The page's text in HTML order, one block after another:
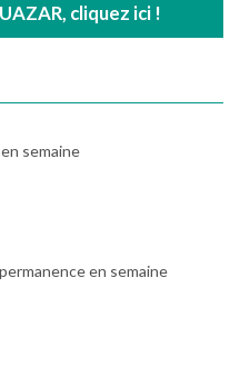
cliquez ici !
semaine
en semaine